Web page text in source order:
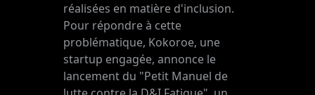
réalisées en matière d'inclusion.
Pour répondre à cette
problématique, Kokoroe, une
startup engagée, annonce le
lancement du "Petit Manuel de